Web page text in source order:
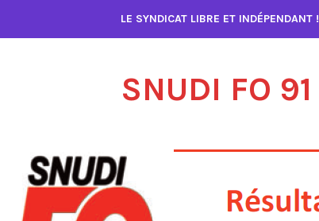
LE SYNDICAT LIBRE ET INDÉPENDANT !
SNUDI FO 91